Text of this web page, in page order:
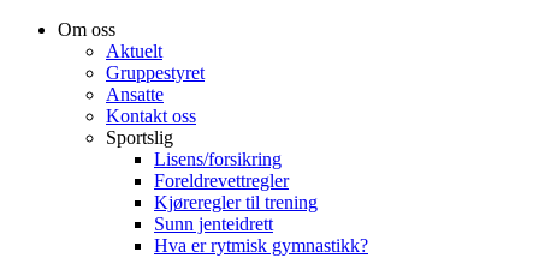
Om oss
Aktuelt
Gruppestyret
Ansatte
Kontakt oss
Sportslig
Lisens/forsikring
Foreldrevettregler
Kjøreregler til trening
Sunn jenteidrett
Hva er rytmisk gymnastikk?